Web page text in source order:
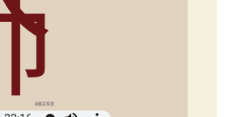
俞國定導讀